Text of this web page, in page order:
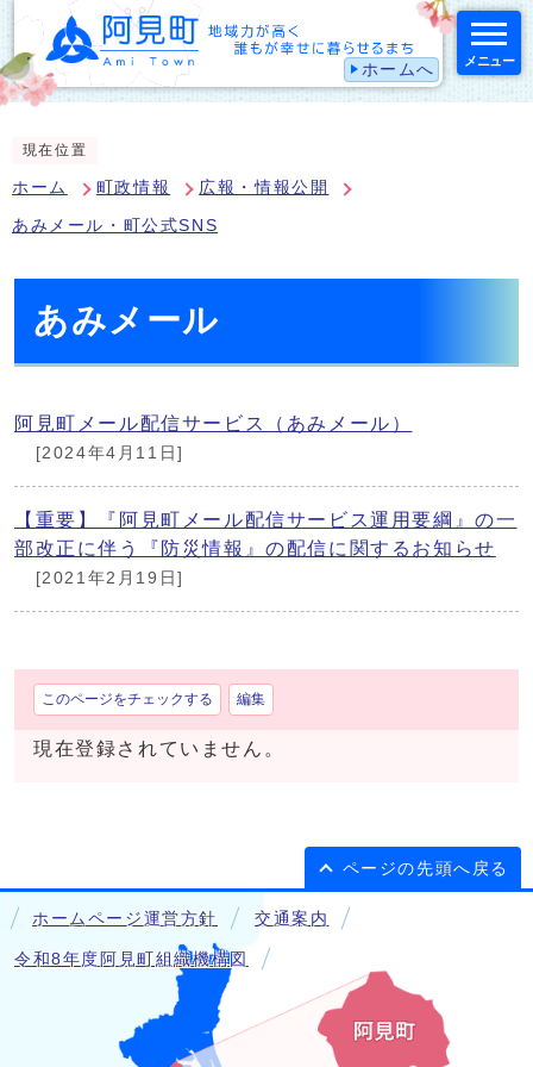
ホームへ メニュー
現在位置
ホーム 町政情報 広報・情報公開
あみメール・町公式SNS
あみメール
阿見町メール配信サービス（あみメール）
[2024年4月11日]
【重要】『阿見町メール配信サービス運用要綱』の一
部改正に伴う『防災情報』の配信に関するお知らせ
[2021年2月19日]
このページをチェックする 編集
現在登録されていません。
ページの先頭へ戻る
ホームページ運営方針 交通案内
令和8年度阿見町組織機構図